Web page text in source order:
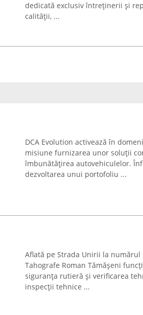
dedicată exclusiv întreținerii și
calității, ...
DCA Evolution activează în
misiune furnizarea unor soluții
îmbunătățirea autovehiculelor.
dezvoltarea unui portofoliu ...
Aflată pe Strada Unirii la numărul
Tahografe Roman Tămășeni
siguranța rutieră și verificarea
inspecții tehnice ...